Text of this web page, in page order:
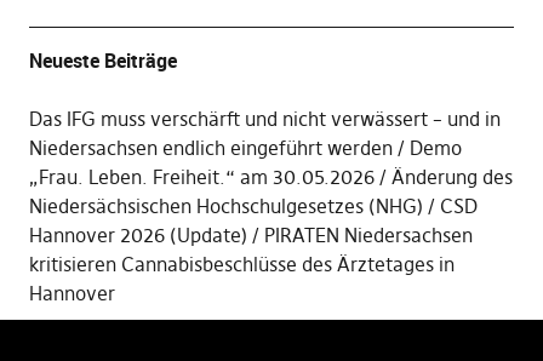
Neueste Beiträge
Das IFG muss verschärft und nicht verwässert – und in
Niedersachsen endlich eingeführt werden
Demo
„Frau. Leben. Freiheit.“ am 30.05.2026
Änderung des
Niedersächsischen Hochschulgesetzes (NHG)
CSD
Hannover 2026 (Update)
PIRATEN Niedersachsen
kritisieren Cannabisbeschlüsse des Ärztetages in
Hannover